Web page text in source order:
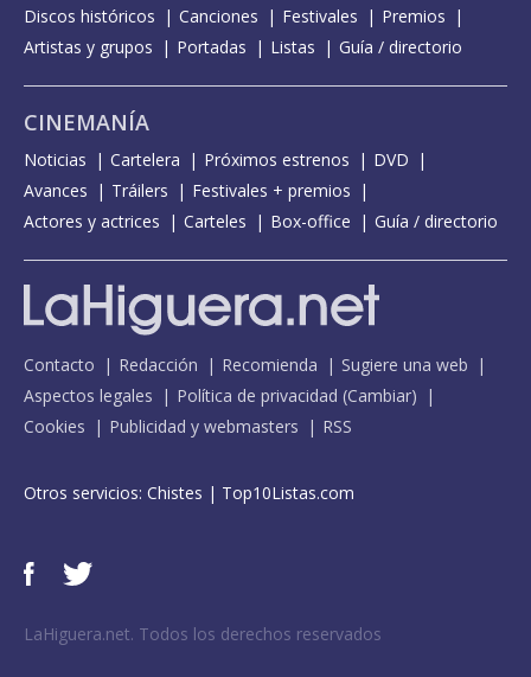
Discos históricos
Canciones Festivales
Premios
Artistas y grupos
Portadas Listas Guía / directorio
CINEMANÍA
Noticias Cartelera Próximos estrenos
DVD
Avances
Tráilers
Festivales + premios
Actores y actrices
Carteles Box-office Guía / directorio
Contacto Redacción Recomienda
Sugiere una web
Aspectos legales
Política de privacidad (Cambiar)
Cookies
Publicidad y webmasters RSS
Otros servicios: Chistes | Top10Listas.com
LaHiguera.net. Todos los derechos reservados